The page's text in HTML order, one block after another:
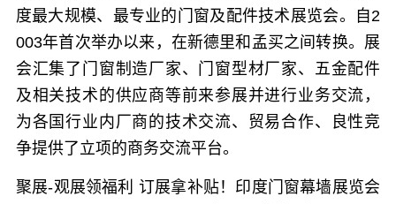
度最大规模、最专业的门窗及配件技术展览会。自2
003年首次举办以来，在新德里和孟买之间转换。展
会汇集了门窗制造厂家、门窗型材厂家、五金配件
及相关技术的供应商等前来参展并进行业务交流，
为各国行业内厂商的技术交流、贸易合作、良性竞
争提供了立项的商务交流平台。
聚展-观展领福利 订展拿补贴！印度门窗幕墙展览会